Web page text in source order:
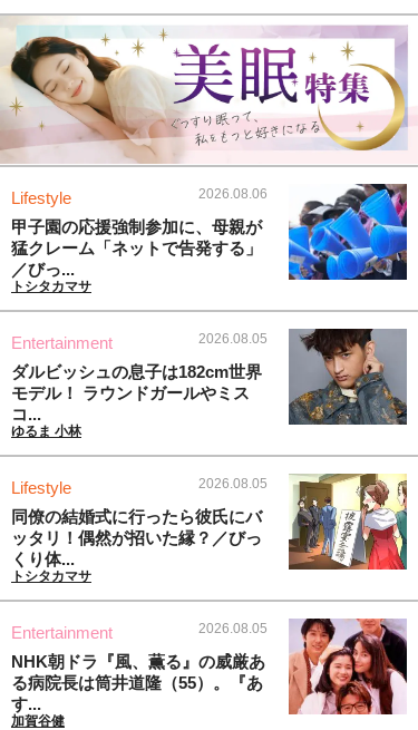
Lifestyle 2026.08.06
甲子園の応援強制参加に、母親が
猛クレーム「ネットで告発する」
／びっ...
トシタカマサ
Entertainment 2026.08.05
ダルビッシュの息子は182cm世界
モデル！ ラウンドガールやミス
コ...
ゆるま 小林
Lifestyle 2026.08.05
同僚の結婚式に行ったら彼氏にバ
ッタリ！偶然が招いた縁？／びっ
くり体...
トシタカマサ
Entertainment 2026.08.05
NHK朝ドラ『風、薫る』の威厳あ
る病院長は筒井道隆（55）。『あ
す...
加賀谷健